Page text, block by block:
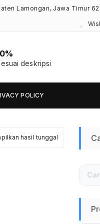
Lamongan, Jawa Timur
deskripsi
POLICY
hasil tunggal
Cari